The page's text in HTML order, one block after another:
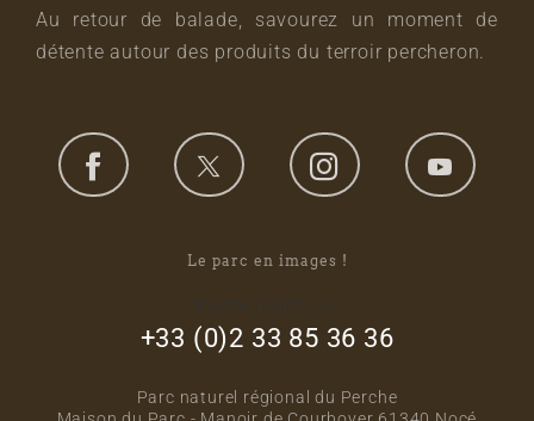
Au retour de balade, savourez un moment de
détente autour des produits du terroir percheron.
Le parc en images !
+33 (0)2 33 85 36 36
Parc naturel régional du Perche